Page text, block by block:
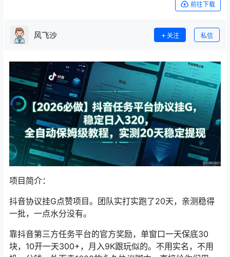
前往下载
风飞沙 关注 私信
项目简介：
抖音协议挂G点赞项目。团队实打实跑了20天，亲测稳得
一批，一点水分没有。
靠抖音第三方任务平台的官方奖励，单窗口一天保底30
块，10开一天300+，月入9K跟玩似的。不用实名，不用